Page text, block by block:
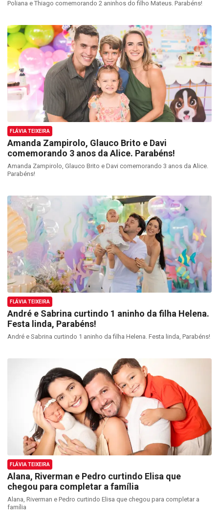
Poliana e Thiago comemorando 2 aninhos do filho Mateus. Parabéns!
FLÁVIA TEIXEIRA
Amanda Zampirolo, Glauco Brito e Davi
comemorando 3 anos da Alice. Parabéns!
Amanda Zampirolo, Glauco Brito e Davi comemorando 3 anos da Alice.
Parabéns!
FLÁVIA TEIXEIRA
André e Sabrina curtindo 1 aninho da filha Helena.
Festa linda, Parabéns!
André e Sabrina curtindo 1 aninho da filha Helena. Festa linda, Parabéns!
FLÁVIA TEIXEIRA
Alana, Riverman e Pedro curtindo Elisa que
chegou para completar a família
Alana, Riverman e Pedro curtindo Elisa que chegou para completar a
família